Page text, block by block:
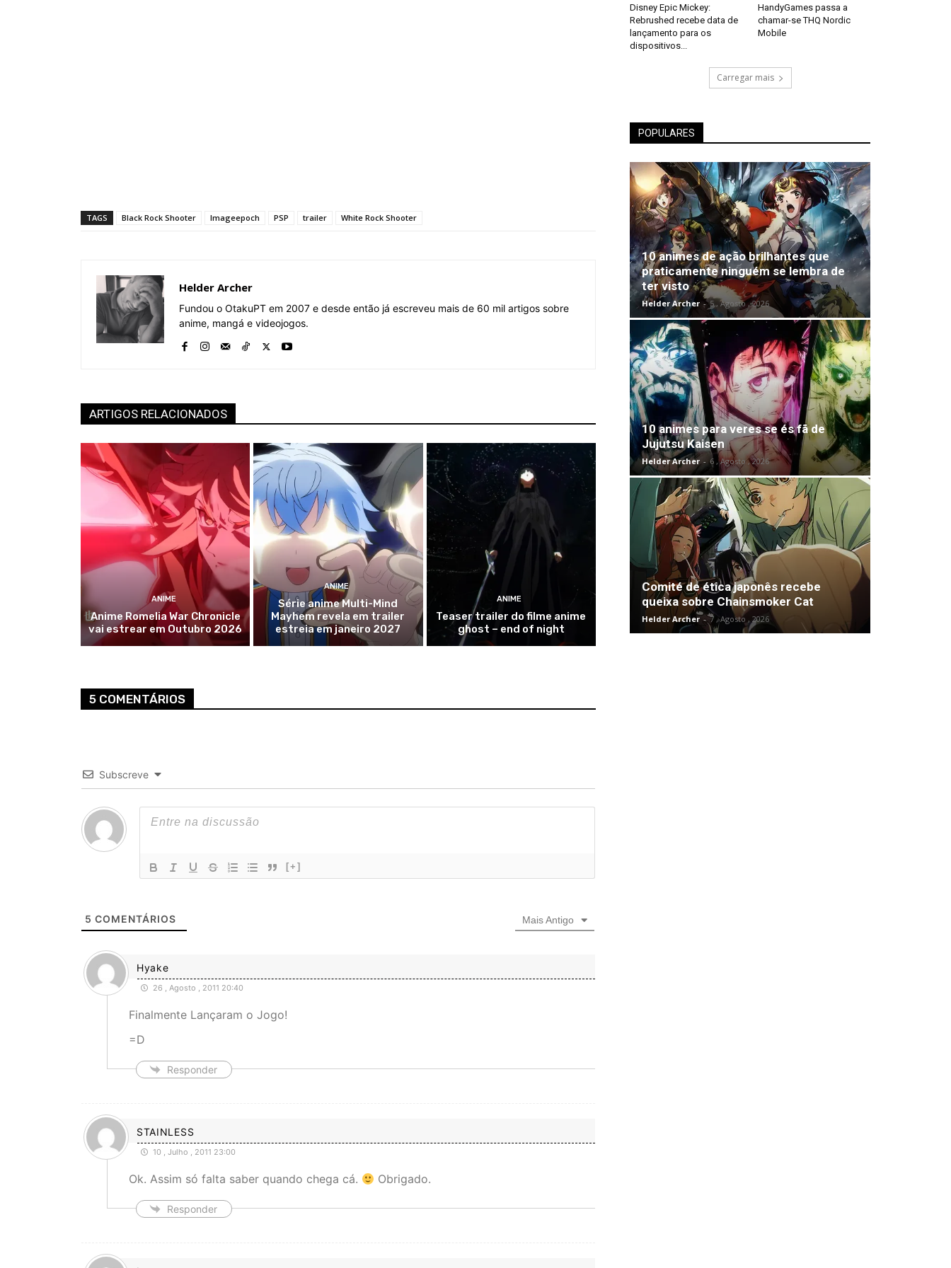
TAGS Black Rock Shooter Imageepoch PSP trailer White Rock Shooter
Helder Archer
Fundou o OtakuPT em 2007 e desde então já escreveu mais de 60 mil artigos sobre
anime, mangá e videojogos.
ARTIGOS RELACIONADOS
ANIME
Anime Romelia War Chronicle
vai estrear em Outubro 2026
ANIME
Série anime Multi-Mind
Mayhem revela em trailer
estreia em janeiro 2027
ANIME
Teaser trailer do filme anime
ghost – end of night
5 COMENTÁRIOS
Subscreve
[+]
5 COMENTÁRIOS Mais Antigo
Hyake
26 , Agosto , 2011 20:40
Finalmente Lançaram o Jogo!
=D
Responder
STAINLESS
10 , Julho , 2011 23:00
Ok. Assim só falta saber quando chega cá. Obrigado.
Responder
Disney Epic Mickey:
Rebrushed recebe data de
lançamento para os
dispositivos...
HandyGames passa a
chamar-se THQ Nordic
Mobile
Carregar mais
POPULARES
10 animes de ação brilhantes que
praticamente ninguém se lembra de
ter visto
Helder Archer - 5 , Agosto , 2026
10 animes para veres se és fã de
Jujutsu Kaisen
Helder Archer - 6 , Agosto , 2026
Comité de ética japonês recebe
queixa sobre Chainsmoker Cat
Helder Archer - 7 , Agosto , 2026